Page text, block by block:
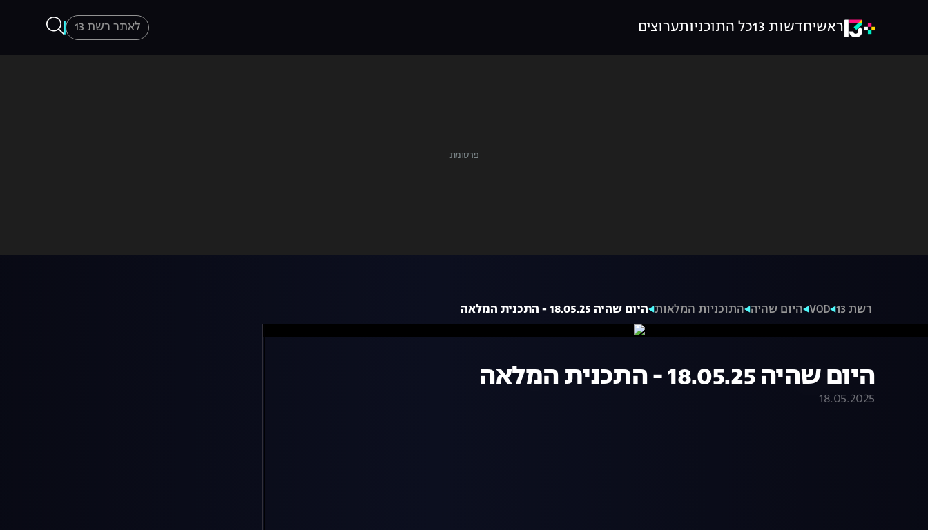
ראשיחדשות 13 כל התוכניותערוצים לאתר רשת 13
רשת 13 VOD היום שהיה התוכניות המלאות היום שהיה 18.05.25 - התכנית המלאה
היום שהיה 18.05.25 - התכנית המלאה
18.05.2025